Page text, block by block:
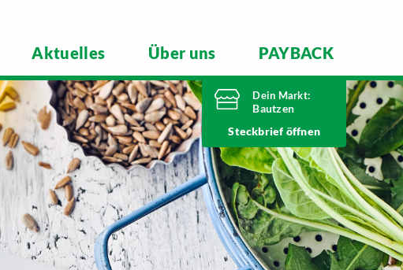
Aktuelles Über uns PAYBACK
Dein Markt:
Bautzen
Heute bis
Telefonnummer
03591 6280
Niederkainaer Straße 14
02625 Bautzen
Markt ändern
Steckbrief